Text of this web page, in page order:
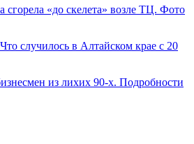
сгорела «до скелета» возле ТЦ. Фото
случилось в Алтайском крае с 20
из лихих 90-х. Подробности